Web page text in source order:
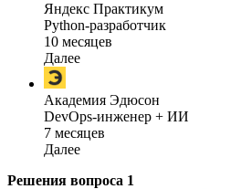
Яндекс Практикум
Python-разработчик
10 месяцев
Далее
Академия Эдюсон
DevOps-инженер + ИИ
7 месяцев
Далее
Решения вопроса 1